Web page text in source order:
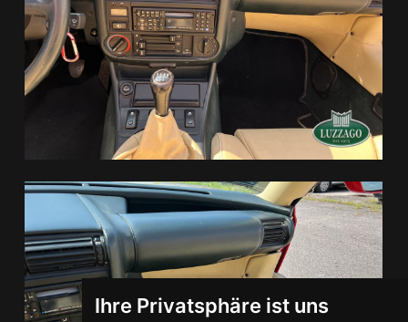
Ihre Privatsphäre ist uns